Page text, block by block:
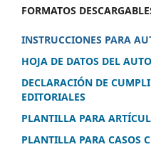
FORMATOS
INSTRUCCIONES PARA
HOJA DE DATOS DEL
DECLARACIÓN DE
EDITORIALES
PLANTILLA PARA
PLANTILLA PARA CASOS